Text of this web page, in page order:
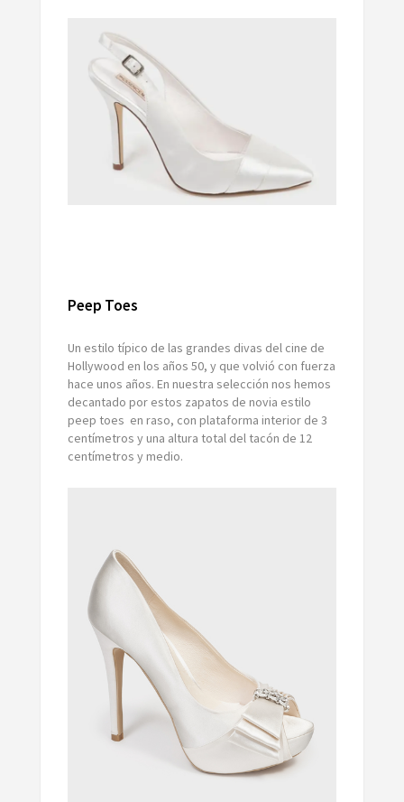
Peep Toes
Un estilo típico de las grandes divas del cine de
Hollywood en los años 50, y que volvió con fuerza
hace unos años. En nuestra selección nos hemos
decantado por estos zapatos de novia estilo
peep toes en raso, con plataforma interior de 3
centímetros y una altura total del tacón de 12
centímetros y medio.